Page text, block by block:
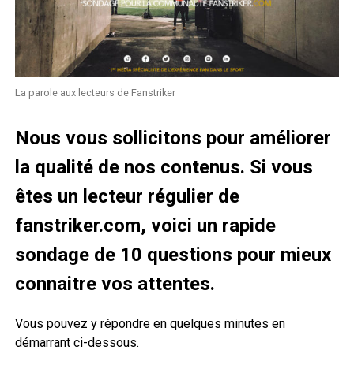
La parole aux lecteurs de Fanstriker
Nous vous sollicitons pour améliorer
la qualité de nos contenus. Si vous
êtes un lecteur régulier de
fanstriker.com, voici un rapide
sondage de 10 questions pour mieux
connaitre vos attentes.
Vous pouvez y répondre en quelques minutes en
démarrant ci-dessous.